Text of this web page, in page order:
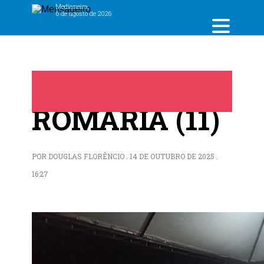
Medianeira,
6 de agosto de 2026
ROMARIA (11)
POR DOUGLAS FLORÊNCIO . 14 DE OUTUBRO DE 2025 .
16:27